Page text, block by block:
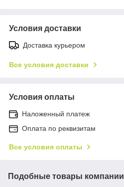
Условия доставки
Доставка курьером
Все условия доставки
Условия оплаты
Наложенный платеж
Оплата по реквизитам
Все условия оплаты
Подобные товары компании